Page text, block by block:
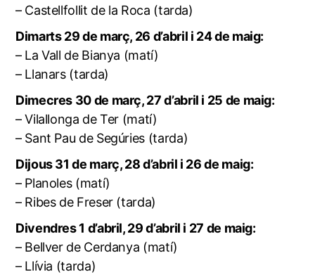
– Castellfollit de la Roca (tarda)
Dimarts 29 de març, 26 d’abril i 24 de maig:
– La Vall de Bianya (matí)
– Llanars (tarda)
Dimecres 30 de març, 27 d’abril i 25 de maig:
– Vilallonga de Ter (matí)
– Sant Pau de Segúries (tarda)
Dijous 31 de març, 28 d’abril i 26 de maig:
– Planoles (matí)
– Ribes de Freser (tarda)
Divendres 1 d’abril, 29 d’abril i 27 de maig:
– Bellver de Cerdanya (matí)
– Llívia (tarda)